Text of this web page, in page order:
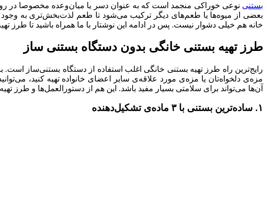
بستنی نوعی خوراکی منجمد است که به عنوان دسر یا میان‌وعده مخصوصا در
بعضی از میوه‌ها یا طعم‌های دیگر ترکیب می‌شود تا طعم لذت‌بخش‌تری به وجود
خانه هم خیلی دشوار نیست. پس در ادامه این نوشتار با ما همراه باشید تا طرز
طرز تهیه بستنی خانگی بدون دستگاه بستنی ساز
رایج‌ترین راه طرز تهیه بستنی خانگی اغلب استفاده از دستگاه بستنی‌ساز است.
مزه‌ی دلخواه‌تان یا مزه‌ی مورد علاقه‌ی سایر اعضای خانواده تهیه کنید،
آن‌ها می‌تواند برای سلامتی بسیار مفید باشد. این هم از دستورالعمل‌ها و طرز
۱. ساده‌ترین بستنی با ۳ ماده‌ی تشکیل‌دهنده